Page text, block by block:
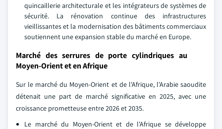
quincaillerie architecturale et les intégrateurs de systèmes de
sécurité. La rénovation continue des infrastructures
vieillissantes et la modernisation des bâtiments commerciaux
soutiennent une expansion stable du marché en Europe.
Marché des serrures de porte cylindriques au
Moyen-Orient et en Afrique
Sur le marché du Moyen-Orient et de l'Afrique, l'Arabie saoudite
détenait une part de marché significative en 2025, avec une
croissance prometteuse entre 2026 et 2035.
Le marché du Moyen-Orient et de l'Afrique se développe